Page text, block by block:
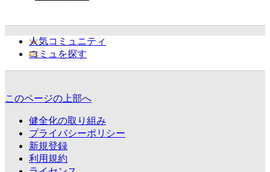
人気コミュニティ
コミュを探す
このページの上部へ
健全化の取り組み
プライバシーポリシー
新規登録
利用規約